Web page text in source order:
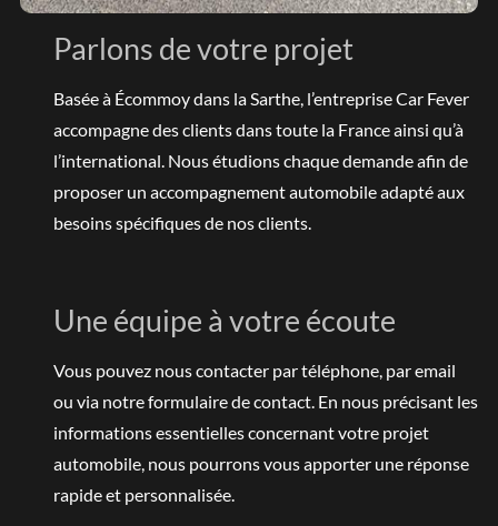
Parlons de votre projet
Basée à Écommoy dans la Sarthe, l’entreprise Car Fever
accompagne des clients dans toute la France ainsi qu’à
l’international. Nous étudions chaque demande afin de
proposer un accompagnement automobile adapté aux
besoins spécifiques de nos clients.
Une équipe à votre écoute
Vous pouvez nous contacter par téléphone, par email
ou via notre formulaire de contact. En nous précisant les
informations essentielles concernant votre projet
automobile, nous pourrons vous apporter une réponse
rapide et personnalisée.